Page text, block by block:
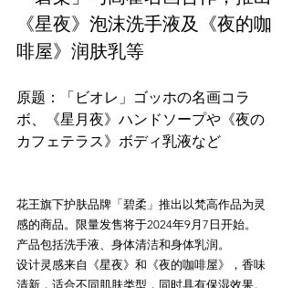
《星夜》泡沫洗手液及《夜的咖
啡屋》润肤乳等
原题：「ビオレ」ゴッホの名画コラ
ボ、《星月夜》ハンドソープや《夜の
花王旗下护肤品牌「碧柔」推出以梵高作品为灵
感的商品。限量发售将于2024年9月7日开始。
产品包括洗手液、身体清洁和身体乳润。
设计灵感来自《星夜》和《夜的咖啡屋》，香味